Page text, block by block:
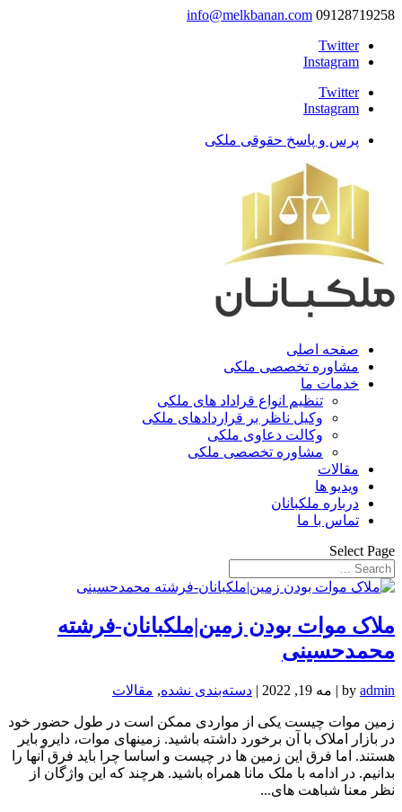
09128719258
info@melkbanan.com
Twitter
Instagram
Twitter
Instagram
پرس و پاسخ حقوقی ملکی
صفحه اصلی
مشاوره تخصصی ملکی
خدمات ما
تنظیم انواع قراداد های ملکی
وکیل ناظر بر قراردادهای ملکی
وکالت دعاوی ملکی
مشاوره تخصصی ملکی
مقالات
ویدیو ها
درباره ملکبانان
تماس با ما
Select Page
ملاک موات بودن زمین|ملکبانان-فرشته
محمدحسینی
by admin
| مه 19, 2022 | دسته‌بندی نشده, مقالات
زمین موات چیست یکی از مواردی ممکن است در طول حضور خود
در بازار املاک با آن برخورد داشته باشید. زمینهای موات، دایرو بایر
هستند. اما فرق این زمین ها در چیست و اساسا چرا باید فرق آنها را
بدانیم. در ادامه با ملک مانا همراه باشید. هرچند که این واژگان از
نظر معنا شباهت های...